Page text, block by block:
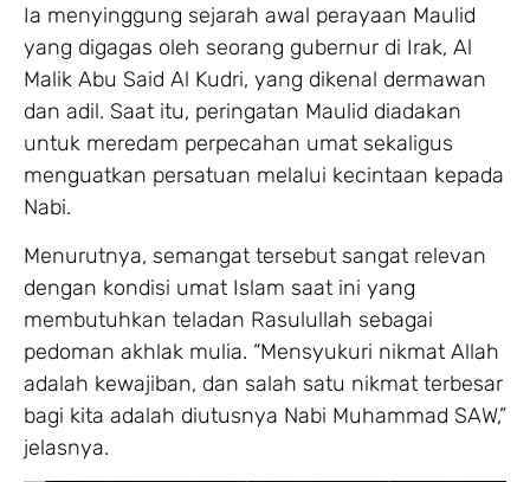
Ia menyinggung sejarah awal perayaan Maulid
yang digagas oleh seorang gubernur di Irak, Al
Malik Abu Said Al Kudri, yang dikenal dermawan
dan adil. Saat itu, peringatan Maulid diadakan
untuk meredam perpecahan umat sekaligus
menguatkan persatuan melalui kecintaan kepada
Nabi.
Menurutnya, semangat tersebut sangat relevan
dengan kondisi umat Islam saat ini yang
membutuhkan teladan Rasulullah sebagai
pedoman akhlak mulia. “Mensyukuri nikmat Allah
adalah kewajiban, dan salah satu nikmat terbesar
bagi kita adalah diutusnya Nabi Muhammad SAW,”
jelasnya.